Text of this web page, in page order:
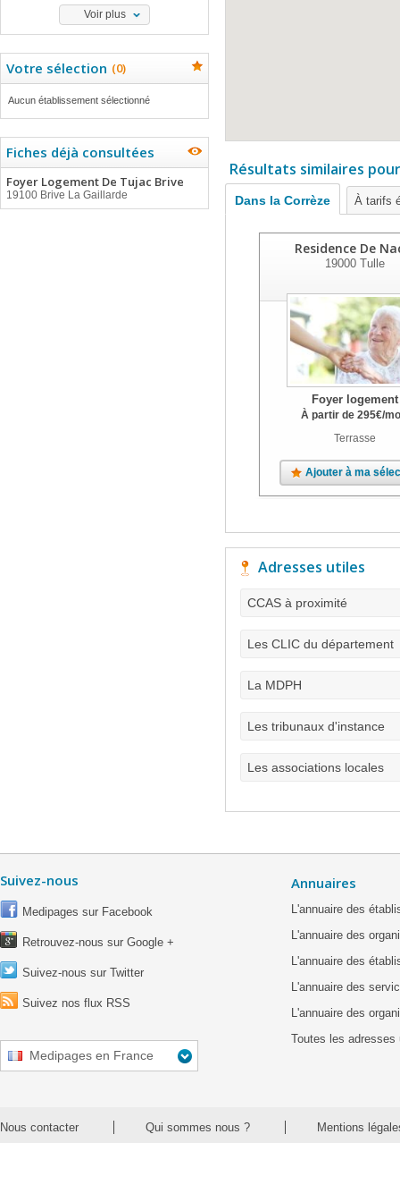
Voir plus
Votre sélection (0)
Aucun établissement sélectionné
Fiches déjà consultées
Foyer Logement De Tujac Brive
19100 Brive La Gaillarde
Résultats similaires
Dans la Corrèze À tarifs
Residence De
19000 Tulle
Foyer logement
À partir de 295€/
Terrasse
Ajouter à ma
Adresses utiles
CCAS à proximité
Les CLIC du département
La MDPH
Les tribunaux d'instance
Les associations locales
Suivez-nous
Medipages sur Facebook
Retrouvez-nous sur Google +
Suivez-nous sur Twitter
Suivez nos flux RSS
Medipages en France
Annuaires
L'annuaire des
L'annuaire des
L'annuaire des
L'annuaire des
L'annuaire des
Toutes les adresses
Nous contacter Qui sommes nous ? Mentions